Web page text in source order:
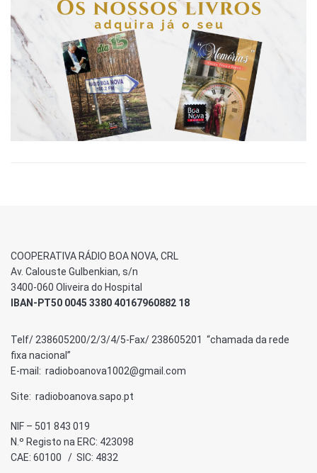
COOPERATIVA RÁDIO BOA NOVA, CRL
Av. Calouste Gulbenkian, s/n
3400-060 Oliveira do Hospital
IBAN-PT50 0045 3380 40167960882 18
Telf/ 238605200/2/3/4/5-Fax/ 238605201 “chamada da rede
fixa nacional”
E-mail: radioboanova1002@gmail.com
Site: radioboanova.sapo.pt
NIF – 501 843 019
N.º Registo na ERC: 423098
CAE: 60100 / SIC: 4832